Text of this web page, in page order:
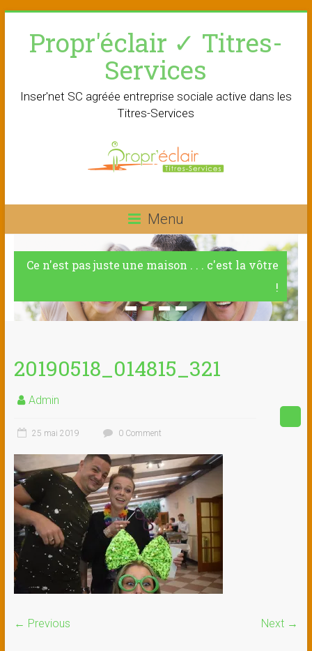
contentPropr'éclair ✓ Titres-
Services
Inser'net SC agréée entreprise sociale active dans les
Titres-Services
Menu
Ce n'est pas juste une maison . . . c'est la vôtre
!
20190518_014815_321
Admin
25 mai 2019 0 Comment
← Previous Next →